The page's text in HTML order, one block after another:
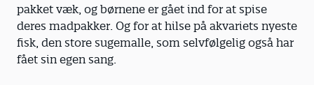
pakket væk, og børnene er gået ind for at spise
deres madpakker. Og for at hilse på akvariets nyeste
fisk, den store sugemalle, som selvfølgelig også har
fået sin egen sang.